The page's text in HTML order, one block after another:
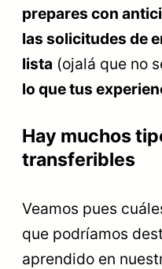
prepares con
las solicitudes de
lista (ojalá que no
lo que tus
Hay muchos
transferibles
Veamos pues
que podríamos
aprendido en